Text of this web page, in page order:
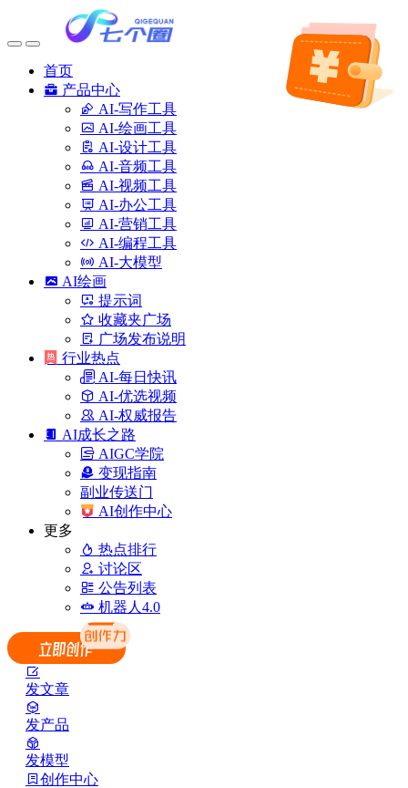
首页
产品中心
AI-写作工具
AI-绘画工具
AI-设计工具
AI-音频工具
AI-视频工具
AI-办公工具
AI-营销工具
AI-编程工具
AI-大模型
AI绘画
提示词
收藏夹广场
广场发布说明
行业热点
AI-每日快讯
AI-优选视频
AI-权威报告
AI成长之路
AIGC学院
变现指南
副业传送门
AI创作中心
更多
热点排行
讨论区
公告列表
机器人4.0
发文章
发产品
发模型
创作中心